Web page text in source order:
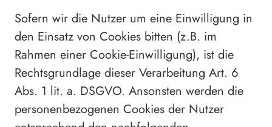
Sofern wir die Nutzer um eine Einwilligung in
den Einsatz von Cookies bitten (z.B. im
Rahmen einer Cookie-Einwilligung), ist die
Rechtsgrundlage dieser Verarbeitung Art. 6
Abs. 1 lit. a. DSGVO. Ansonsten werden die
personenbezogenen Cookies der Nutzer